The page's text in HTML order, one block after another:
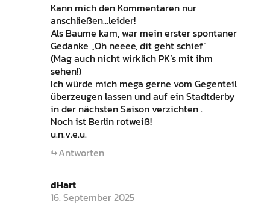
Kann mich den Kommentaren nur
anschließen…leider!
Als Baume kam, war mein erster spontaner
Gedanke „Oh neeee, dit geht schief“
(Mag auch nicht wirklich PK’s mit ihm
sehen!)
Ich würde mich mega gerne vom Gegenteil
überzeugen lassen und auf ein Stadtderby
in der nächsten Saison verzichten .
Noch ist Berlin rotweiß!
u.n.v.e.u.
Antworten
dHart
16. September 2025